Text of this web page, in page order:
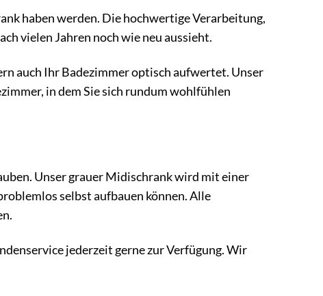
haben werden. Die hochwertige Verarbeitung,
vielen Jahren noch wie neu aussieht.
auch Ihr Badezimmer optisch aufwertet. Unser
in dem Sie sich rundum wohlfühlen
Unser grauer Midischrank wird mit einer
selbst aufbauen können. Alle
jederzeit gerne zur Verfügung. Wir